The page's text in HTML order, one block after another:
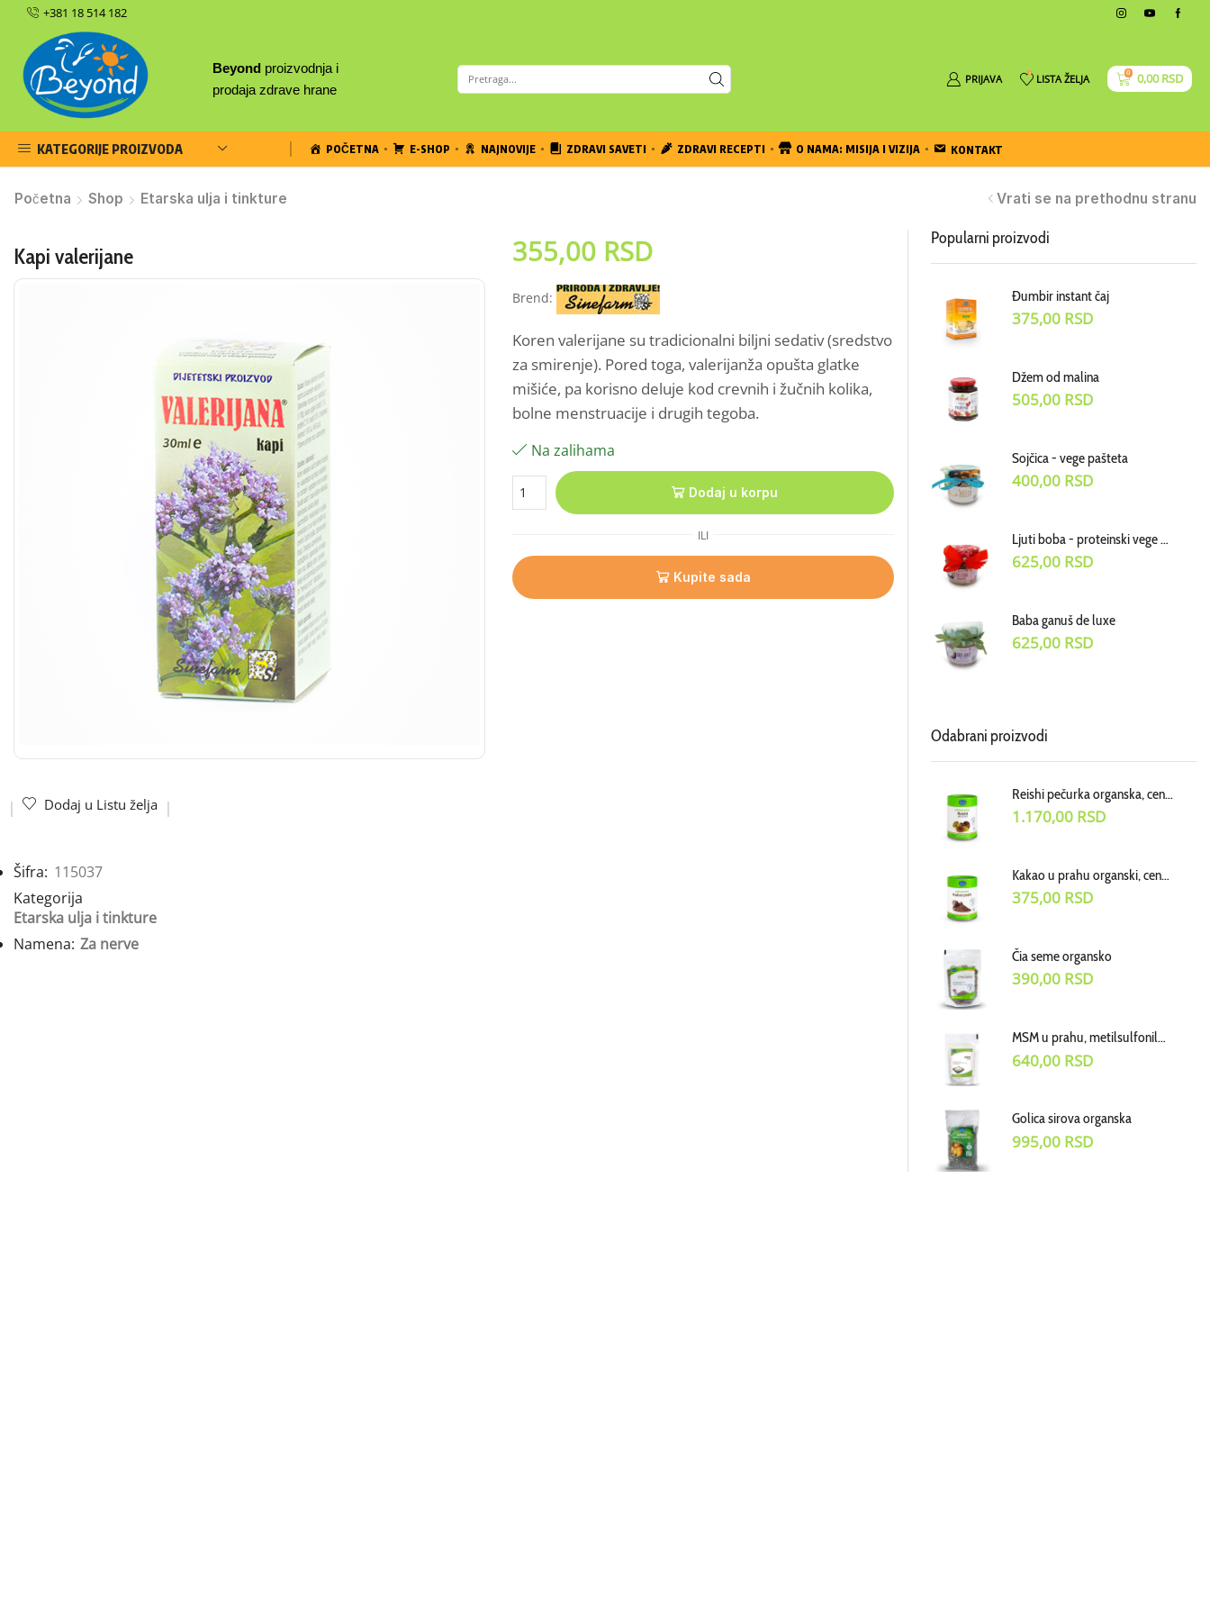
+381 18 514 182
Beyond proizvodnja i
prodaja zdrave hrane
PRIJAVA 0 LISTA ŽELJA 0 0,00RSD
KATEGORIJE PROIZVODA POČETNA E-SHOP NAJNOVIJE ZDRAVI SAVETI ZDRAVI RECEPTI O NAMA: MISIJA I VIZIJA KONTAKT
Početna Shop Etarska ulja i tinkture Vrati se na prethodnu stranu
Kapi valerijane 355,00 RSD
Brend:
Koren valerijane su tradicionalni biljni sedativ (sredstvo
za smirenje). Pored toga, valerijanža opušta glatke
mišiće, pa korisno deluje kod crevnih i žučnih kolika,
bolne menstruacije i drugih tegoba.
Na zalihama
Dodaj u korpu
ILI
Kupite sada
Dodaj u Listu želja
Šifra: 115037
Kategorija
Etarska ulja i tinkture
Namena: Za nerve
Popularni proizvodi
Đumbir instant čaj
375,00 RSD
Džem od malina
505,00 RSD
Sojčica - vege pašteta
400,00 RSD
Ljuti boba - proteinski vege dodatak uz jela
625,00 RSD
Baba ganuš de luxe
625,00 RSD
Odabrani proizvodi
Reishi pečurka organska, cena za 100g
1.170,00 RSD
Kakao u prahu organski, cena za 100
375,00 RSD
Čia seme organsko
390,00 RSD
MSM u prahu, metilsulfonilmetan dodatak ishrani, cena za 100g
640,00 RSD
Golica sirova organska
995,00 RSD